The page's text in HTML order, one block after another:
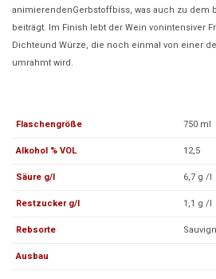
animierendenGerbstoffbiss, was auch zu dem
beiträgt. Im Finish lebt der Wein vonintensiver
Dichteund Würze, die noch einmal von einer
umrahmt wird.
Flaschengröße 750 ml
Alkohol % VOL 12,5
Säure g/l 6,7 g /l
Restzucker g/l 1,1 g /l
Rebsorte
Ausbau